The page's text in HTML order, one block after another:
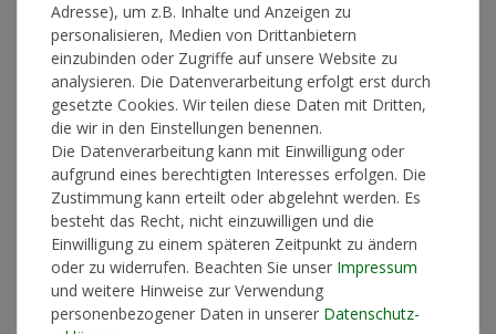
Stefanie Hertel - Immer Wieder
Sehnsucht
VÖ-Datum: 22.06.2018
EAN / UPC: 4049774164224
Label: LASERLIGHT DIGITAL
Artikelnummer 12762
5,90 €*
Adresse), um z.B. Inhalte und Anzeigen zu
personalisieren, Medien von Drittanbietern
einzubinden oder Zugriffe auf unsere Website zu
analysieren. Die Datenverarbeitung erfolgt erst durch
gesetzte Cookies. Wir teilen diese Daten mit Dritten,
die wir in den Einstellungen benennen.
Die Datenverarbeitung kann mit Einwilligung oder
aufgrund eines berechtigten Interesses erfolgen. Die
Zustimmung kann erteilt oder abgelehnt werden. Es
besteht das Recht, nicht einzuwilligen und die
Einwilligung zu einem späteren Zeitpunkt zu ändern
oder zu widerrufen. Beachten Sie unser Impressum
und weitere Hinweise zur Verwendung
personenbezogener Daten in unserer Daten­schutz­